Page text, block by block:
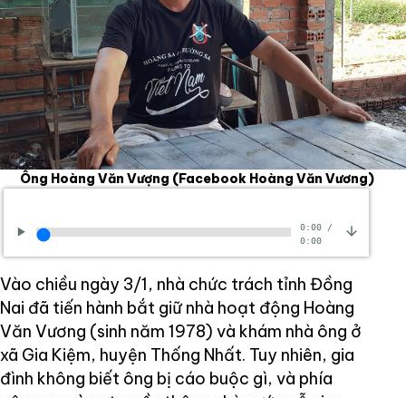
Ông Hoàng Văn Vượng (Facebook Hoàng Văn Vương)
0:00/
0:00
Vào chiều ngày 3/1, nhà chức trách tỉnh Đồng
Nai đã tiến hành bắt giữ nhà hoạt động Hoàng
Văn Vương (sinh năm 1978) và khám nhà ông ở
xã Gia Kiệm, huyện Thống Nhất. Tuy nhiên, gia
đình không biết ông bị cáo buộc gì, và phía